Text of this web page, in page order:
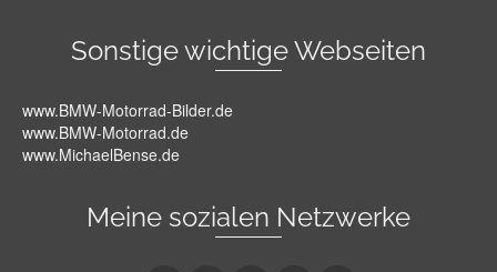
Sonstige wichtige Webseiten
www.BMW-Motorrad-Bilder.de
www.BMW-Motorrad.de
www.MichaelBense.de
Meine sozialen Netzwerke